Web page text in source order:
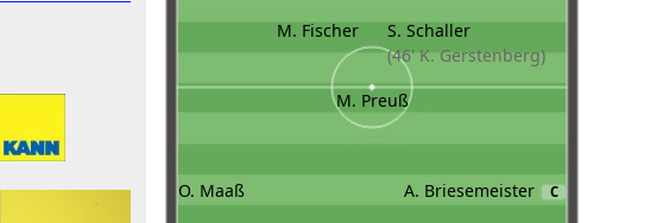
M. Fischer
S. Schaller
(46' K. Gerstenberg)
M. Preuß
O. Maaß A. Briesemeister C